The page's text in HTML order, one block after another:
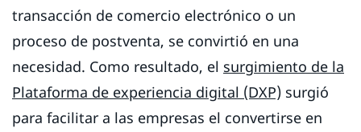
transacción de comercio electrónico o un
proceso de postventa, se convirtió en una
necesidad. Como resultado, el surgimiento de la
Plataforma de experiencia digital (DXP) surgió
para facilitar a las empresas el convertirse en